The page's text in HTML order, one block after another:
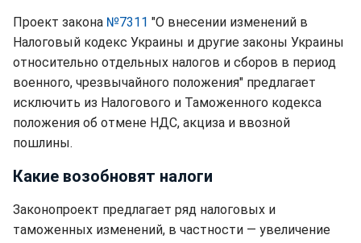
Проект закона №7311 "О внесении изменений в
Налоговый кодекс Украины и другие законы Украины
относительно отдельных налогов и сборов в период
военного, чрезвычайного положения" предлагает
исключить из Налогового и Таможенного кодекса
положения об отмене НДС, акциза и ввозной
пошлины.
Какие возобновят налоги
Законопроект предлагает ряд налоговых и
таможенных изменений, в частности — увеличение